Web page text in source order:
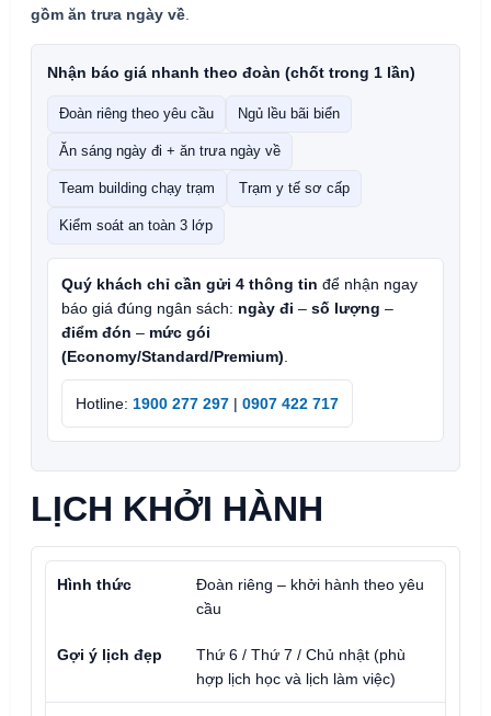
gồm ăn trưa ngày về
Nhận báo giá nhanh theo đoàn (chốt trong 1 lần)
Đoàn riêng theo yêu cầu Ngủ lều bãi biển
Ăn sáng ngày đi + ăn trưa ngày về
Team building chạy trạm Trạm y tế sơ cấp
Kiểm soát an toàn 3 lớp
Quý khách chỉ cần gửi 4 thông tin để nhận ngay
báo giá đúng ngân sách: ngày đi – số lượng –
điểm đón – mức gói
(Economy/Standard/Premium)
Hotline: 1900 277 297 | 0907 422 717
LỊCH KHỞI HÀNH
Hình thức
Đoàn riêng – khởi hành theo yêu
cầu
Gợi ý lịch đẹp
Thứ 6 / Thứ 7 / Chủ nhật (phù
hợp lịch học và lịch làm việc)